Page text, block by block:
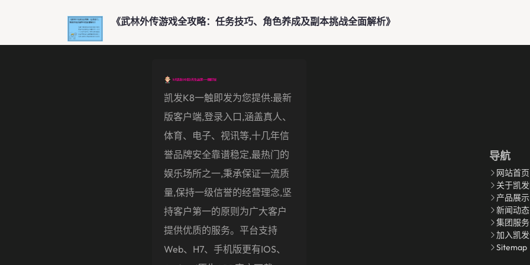
《武林外传游戏全攻略：任务技巧、角色养成及副本挑战全面解析》
凯发k8一触即发为您提供:最新
版客户端,登录入口,涵盖真人、
体育、电子、视讯等,十几年信
誉品牌安全靠谱稳定,最热门的
娱乐场所之一,秉承保证一流质
量,保持一级信誉的经营理念,坚
持客户第一的原则为广大客户
提供优质的服务。平台支持
Web、H7、手机版更有iOS、
导航
网站首页
关于凯
产品展示
新闻动态
集团服务
加入凯
Sitemap